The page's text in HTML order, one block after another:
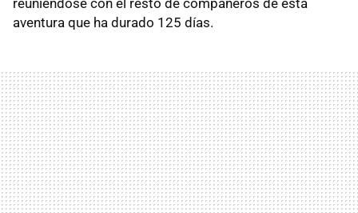
aventura que ha durado 125 días.